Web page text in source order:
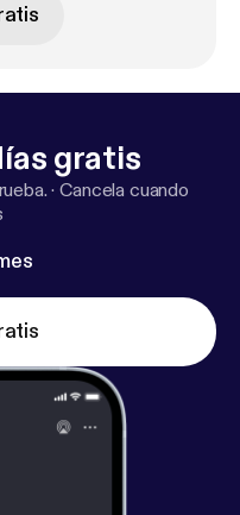
gratis
·Cancela cuando